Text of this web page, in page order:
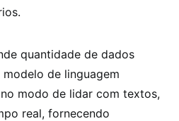
quantidade de dados
de linguagem
modo de lidar com textos,
real, fornecendo